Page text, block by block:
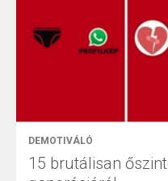
DEMOTIVÁLÓ
15 brutálisan